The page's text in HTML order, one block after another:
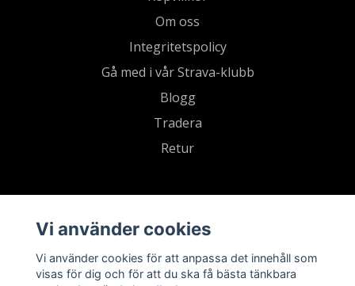
Om oss
Integritetspolicy
Gå med i vår Strava-klubb
Blogg
Tradera
Retur
Vi använder cookies
Vi använder cookies för att anpassa det innehåll som
visas för dig och för att du ska få bästa tänkbara